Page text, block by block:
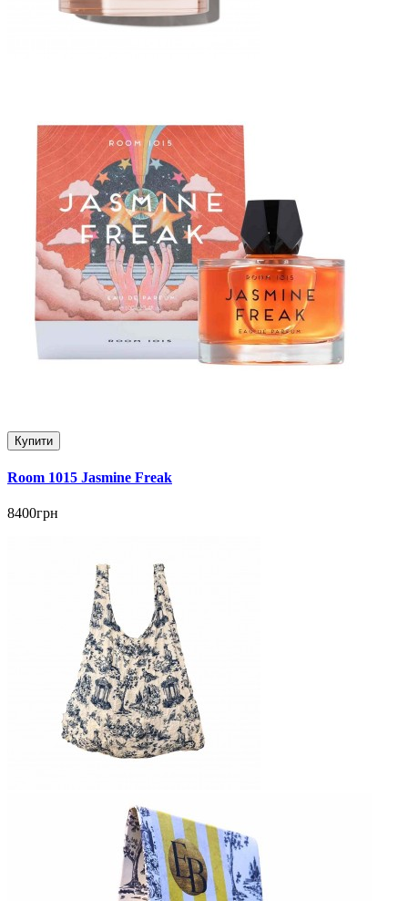
Купити
Room 1015 Jasmine Freak
8400грн